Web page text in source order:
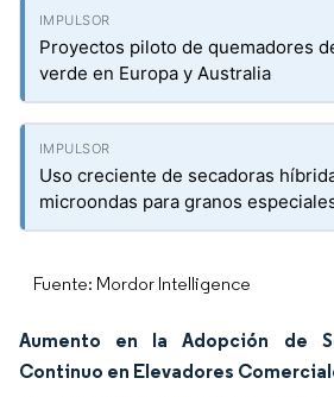
Proyectos piloto de quemadores
verde en Europa y Australia
Uso creciente de secadoras
microondas para granos
Fuente: Mordor Intelligence
Aumento en la Adopción de
Continuo en Elevadores